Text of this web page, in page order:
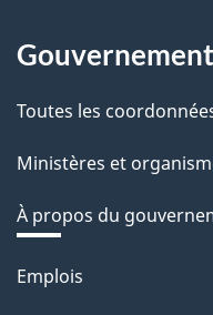
Toutes les
Ministères et
À propos du
Thèmes
Emplois